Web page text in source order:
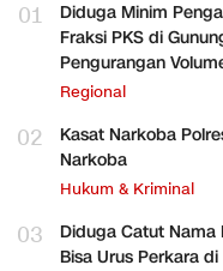
01
Diduga Minim
Fraksi PKS di
Pengurangan
Regional
02
Kasat Narkoba
Narkoba
Hukum & Kriminal
03
Diduga Catut Nama
Bisa Urus Perkara